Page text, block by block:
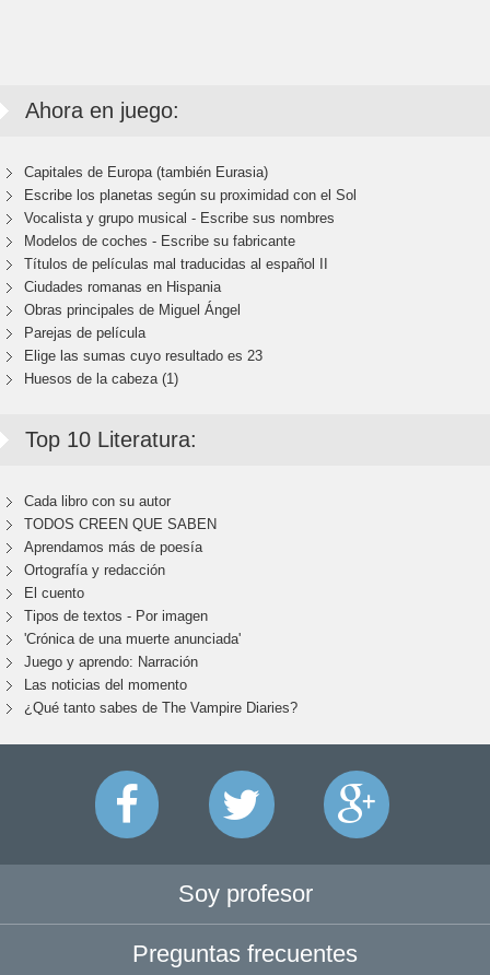
Ahora en juego:
Capitales de Europa (también Eurasia)
Escribe los planetas según su proximidad con el Sol
Vocalista y grupo musical - Escribe sus nombres
Modelos de coches - Escribe su fabricante
Títulos de películas mal traducidas al español II
Ciudades romanas en Hispania
Obras principales de Miguel Ángel
Parejas de película
Elige las sumas cuyo resultado es 23
Huesos de la cabeza (1)
Top 10 Literatura:
Cada libro con su autor
TODOS CREEN QUE SABEN
Aprendamos más de poesía
Ortografía y redacción
El cuento
Tipos de textos - Por imagen
'Crónica de una muerte anunciada'
Juego y aprendo: Narración
Las noticias del momento
¿Qué tanto sabes de The Vampire Diaries?
Soy profesor
Preguntas frecuentes